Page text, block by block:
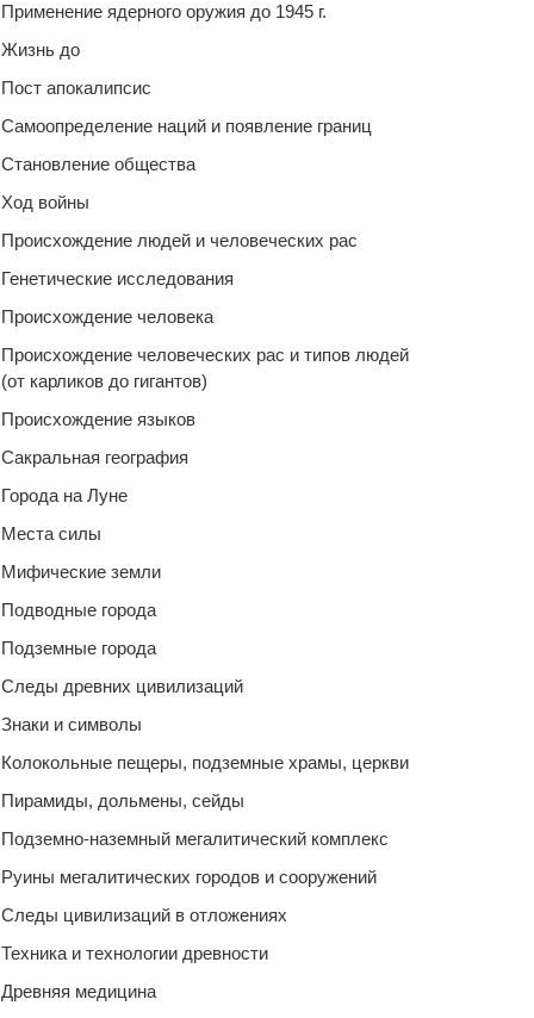
Применение ядерного оружия до 1945 г.
Жизнь до
Пост апокалипсис
Самоопределение наций и появление границ
Становление общества
Ход войны
Происхождение людей и человеческих рас
Генетические исследования
Происхождение человека
Происхождение человеческих рас и типов людей
(от карликов до гигантов)
Происхождение языков
Сакральная география
Города на Луне
Места силы
Мифические земли
Подводные города
Подземные города
Следы древних цивилизаций
Знаки и символы
Колокольные пещеры, подземные храмы, церкви
Пирамиды, дольмены, сейды
Подземно-наземный мегалитический комплекс
Руины мегалитических городов и сооружений
Следы цивилизаций в отложениях
Техника и технологии древности
Древняя медицина